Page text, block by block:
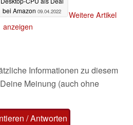
bei Amazon 09.04.2022
Weitere Artikel
anzeigen
Informationen zu diesem
Meinung (auch ohne
/ Antworten